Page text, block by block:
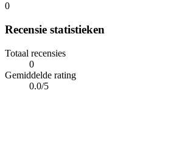
0
Recensie statistieken
Totaal recensies
0
Gemiddelde rating
0.0/5